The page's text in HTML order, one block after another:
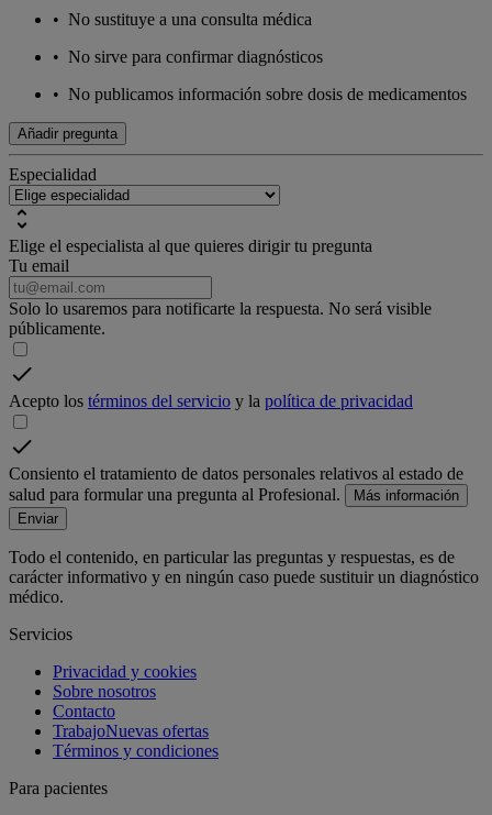
• No sustituye a una consulta médica
• No sirve para confirmar diagnósticos
• No publicamos información sobre dosis de medicamentos
Añadir pregunta
Especialidad
Elige el especialista al que quieres dirigir tu pregunta
Tu email
Solo lo usaremos para notificarte la respuesta. No será visible
públicamente.
Acepto los términos del servicio y la política de privacidad
Consiento el tratamiento de datos personales relativos al estado de
salud para formular una pregunta al Profesional.
Más información
Enviar
Todo el contenido, en particular las preguntas y respuestas, es de
carácter informativo y en ningún caso puede sustituir un diagnóstico
médico.
Servicios
Privacidad y cookies
Sobre nosotros
Contacto
TrabajoNuevas ofertas
Términos y condiciones
Para pacientes